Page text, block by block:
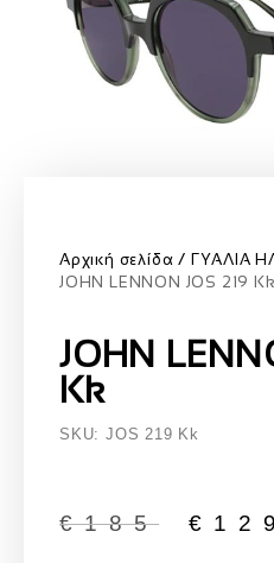
Αρχική σελίδα ΓΥΑΛΙΑ
JOHN LENNON JOS 219 Kk
JOHN
Kk
SKU: JOS 219 Kk
€185 €